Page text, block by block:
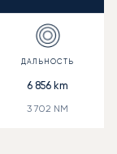
6 856 km
3 702 NM